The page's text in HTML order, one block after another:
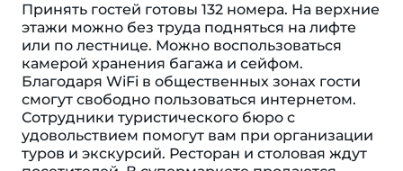
Принять гостей готовы 132 номера. На верхние
этажи можно без труда подняться на лифте
или по лестнице. Можно воспользоваться
камерой хранения багажа и сейфом.
Благодаря WiFi в общественных зонах гости
смогут свободно пользоваться интернетом.
Сотрудники туристического бюро с
удовольствием помогут вам при организации
туров и экскурсий. Ресторан и столовая ждут